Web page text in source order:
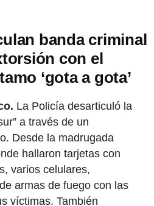
banda criminal
con el
‘gota a gota’
La Policía desarticuló la
a través de un
Desde la madrugada
hallaron tarjetas con
varios celulares,
armas de fuego con las
víctimas. También